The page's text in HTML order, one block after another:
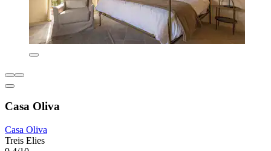
Casa Oliva
Casa Oliva
Treis Elies